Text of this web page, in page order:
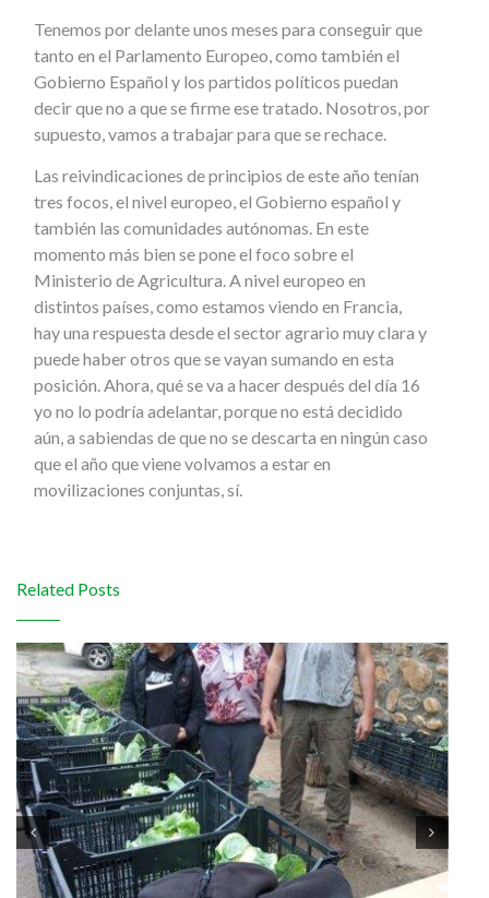
Tenemos por delante unos meses para conseguir que
tanto en el Parlamento Europeo, como también el
Gobierno Español y los partidos políticos puedan
decir que no a que se firme ese tratado. Nosotros, por
supuesto, vamos a trabajar para que se rechace.
Las reivindicaciones de principios de este año tenían
tres focos, el nivel europeo, el Gobierno español y
también las comunidades autónomas. En este
momento más bien se pone el foco sobre el
Ministerio de Agricultura. A nivel europeo en
distintos países, como estamos viendo en Francia,
hay una respuesta desde el sector agrario muy clara y
puede haber otros que se vayan sumando en esta
posición. Ahora, qué se va a hacer después del día 16
yo no lo podría adelantar, porque no está decidido
aún, a sabiendas de que no se descarta en ningún caso
que el año que viene volvamos a estar en
movilizaciones conjuntas, sí.
Related Posts